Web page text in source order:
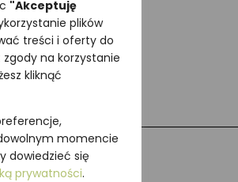
"Akceptuję
plików
treści i oferty do
zgody na korzystanie
kliknąć
momencie
dowiedzieć się
prywatności.